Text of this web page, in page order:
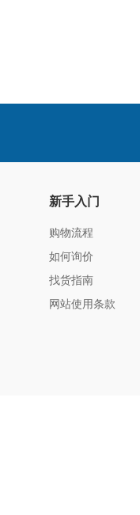
新手入门
购物流程
如何询价
找货指南
网站使用条款